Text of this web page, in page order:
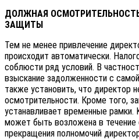
ДОЛЖНАЯ
ЗАЩИТЫ
Тем не менее привлечение
происходит автоматически.
соблюсти ряд условий. В
взыскание задолженности с
также установить, что директор
осмотрительности. Кроме того,
устанавливает временные рамки.
может быть возложена в течение
прекращения полномочий